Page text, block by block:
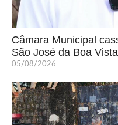
Câmara Municipal
São José da Boa
05/08/2026